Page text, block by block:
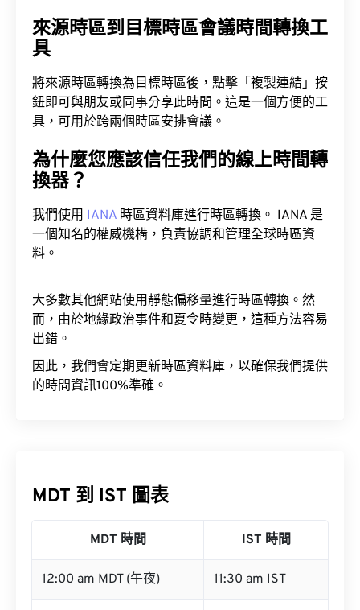
來源時區到目標時區會議時間轉換工
具
將來源時區轉換為目標時區後，點擊「複製連結」按
鈕即可與朋友或同事分享此時間。這是一個方便的工
具，可用於跨兩個時區安排會議。
為什麼您應該信任我們的線上時間轉
換器？
我們使用 IANA 時區資料庫進行時區轉換。 IANA 是
一個知名的權威機構，負責協調和管理全球時區資
料。
大多數其他網站使用靜態偏移量進行時區轉換。然
而，由於地緣政治事件和夏令時變更，這種方法容易
出錯。
因此，我們會定期更新時區資料庫，以確保我們提供
的時間資訊100%準確。
MDT 到 IST 圖表
MDT 時間 IST 時間
12:00 am MDT (午夜) 11:30 am IST